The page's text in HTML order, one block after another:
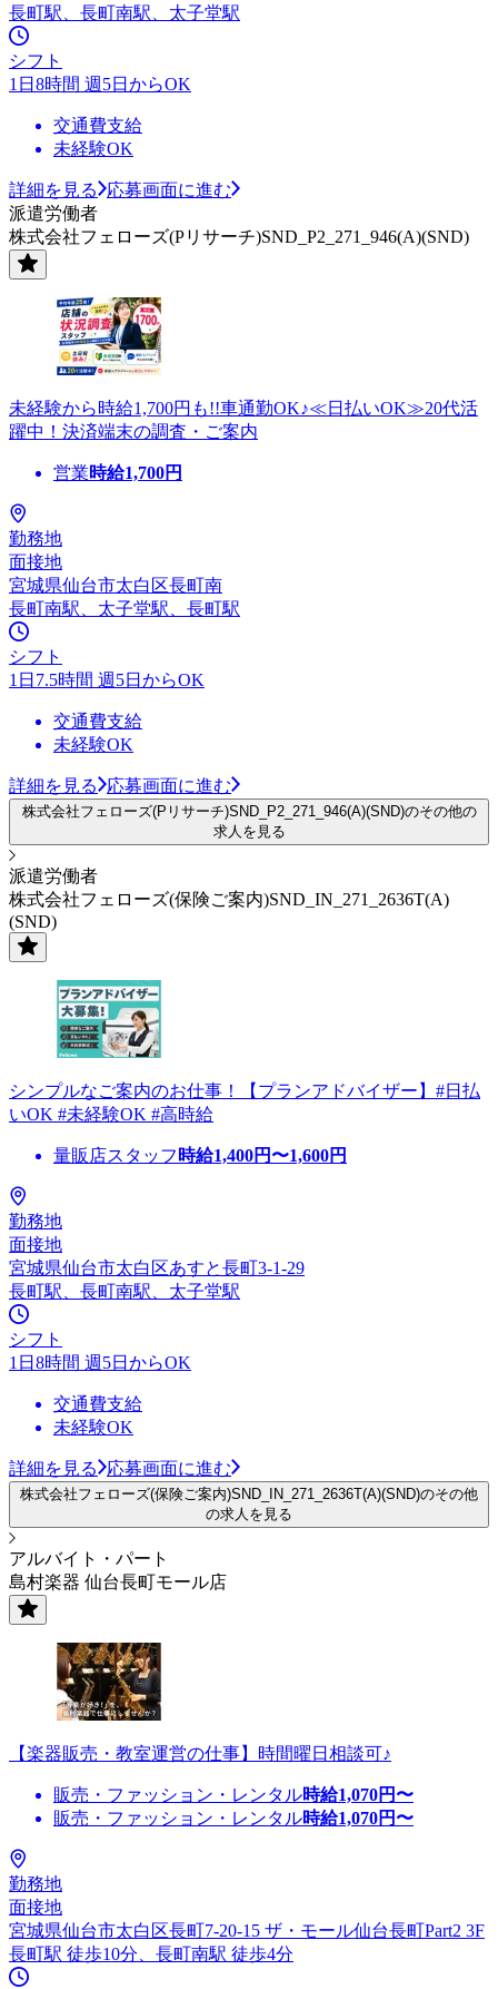
長町駅、長町南駅、太子堂駅
シフト
1日8時間 週5日からOK
交通費支給
未経験OK
詳細を見る
応募画面に進む
派遣労働者
株式会社フェローズ(Pリサーチ)SND_P2_271_946(A)(SND)
未経験から時給1,700円も!!車通勤OK♪≪日払いOK≫20代活
躍中！決済端末の調査・ご案内
営業時給1,700円
勤務地
面接地
宮城県仙台市太白区長町南
長町南駅、太子堂駅、長町駅
シフト
1日7.5時間 週5日からOK
交通費支給
未経験OK
詳細を見る 応募画面に進む
株式会社フェローズ(Pリサーチ)SND_P2_271_946(A)(SND)のその他の
求人を見る
派遣労働者
株式会社フェローズ(保険ご案内)SND_IN_271_2636T(A)
(SND)
シンプルなご案内のお仕事！【プランアドバイザー】#日払
いOK #未経験OK #高時給
量販店スタッフ 時給1,400円〜1,600円
勤務地
面接地
宮城県仙台市太白区あすと長町3-1-29
長町駅、長町南駅、太子堂駅
シフト
1日8時間 週5日からOK
交通費支給
未経験OK
詳細を見る 応募画面に進む
株式会社フェローズ(保険ご案内)SND_IN_271_2636T(A)(SND)のその他
の求人を見る
アルバイト・パート
島村楽器 仙台長町モール店
【楽器販売・教室運営の仕事】時間曜日相談可♪
販売・ファッション・レンタル時給1,070円〜
販売・ファッション・レンタル時給1,070円〜
勤務地
面接地
宮城県仙台市太白区長町7-20-15 ザ・モール仙台長町Part2 3F
長町駅 徒歩10分、長町南駅 徒歩4分